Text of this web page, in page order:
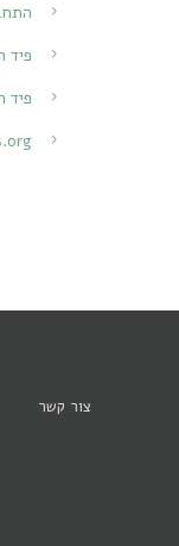
פיד
פיד
צור קשר